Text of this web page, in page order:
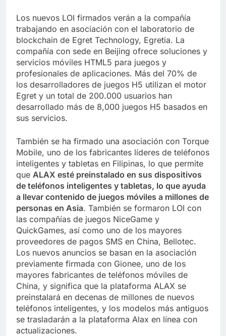
Los nuevos LOI firmados verán a la compañía
trabajando en asociación con el laboratorio de
blockchain de Egret Technology, Egretia. La
compañía con sede en Beijing ofrece soluciones y
servicios móviles HTML5 para juegos y
profesionales de aplicaciones. Más del 70% de
los desarrolladores de juegos H5 utilizan el motor
Egret y un total de 200.000 usuarios han
desarrollado más de 8,000 juegos H5 basados ​​en
sus servicios.
También se ha firmado una asociación con Torque
Mobile, uno de los fabricantes líderes de teléfonos
inteligentes y tabletas en Filipinas, lo que permite
que ALAX esté preinstalado en sus dispositivos
de teléfonos inteligentes y tabletas, lo que ayuda
a llevar contenido de juegos móviles a millones de
personas en Asia. También se formaron LOI con
las compañías de juegos NiceGame y
QuickGames, así como uno de los mayores
proveedores de pagos SMS en China, Bellotec.
Los nuevos anuncios se basan en la asociación
previamente firmada con Gionee, uno de los
mayores fabricantes de teléfonos móviles de
China, y significa que la plataforma ALAX se
preinstalará en decenas de millones de nuevos
teléfonos inteligentes, y los modelos más antiguos
se trasladarán a la plataforma Alax en línea con
actualizaciones.